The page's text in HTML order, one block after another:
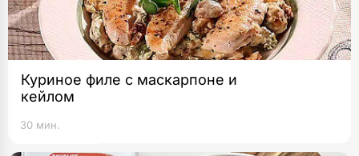
Куриное филе с маскарпоне и
кейлом
30 мин.